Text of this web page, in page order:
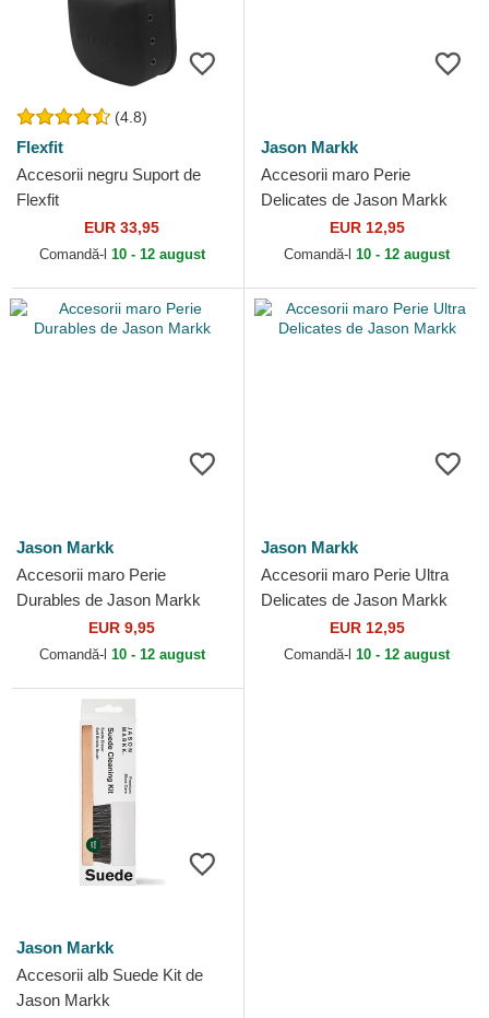
(4.8)
Flexfit
Accesorii negru Suport de
Flexfit
EUR 33,95
Comandă-l 10 - 12 august
Jason Markk
Accesorii maro Perie
Delicates de Jason Markk
EUR 12,95
Comandă-l 10 - 12 august
Jason Markk
Accesorii maro Perie
Durables de Jason Markk
EUR 9,95
Comandă-l 10 - 12 august
Jason Markk
Accesorii maro Perie Ultra
Delicates de Jason Markk
EUR 12,95
Comandă-l 10 - 12 august
Jason Markk
Accesorii alb Suede Kit de
Jason Markk